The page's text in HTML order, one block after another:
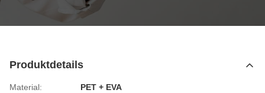
Produktdetails
Material:
PET + EVA